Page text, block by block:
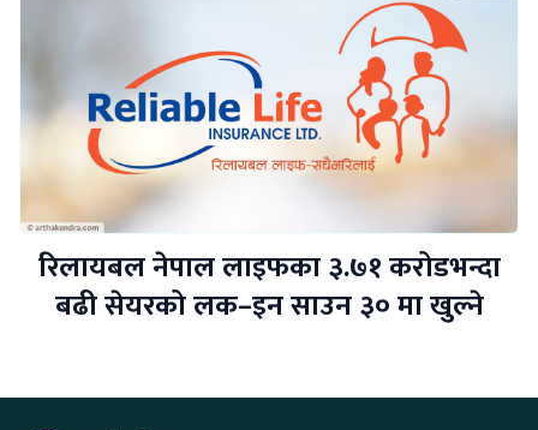
रिलायबल नेपाल लाइफका ३.७१ करोडभन्दा
बढी सेयरको लक–इन साउन ३० मा खुल्ने